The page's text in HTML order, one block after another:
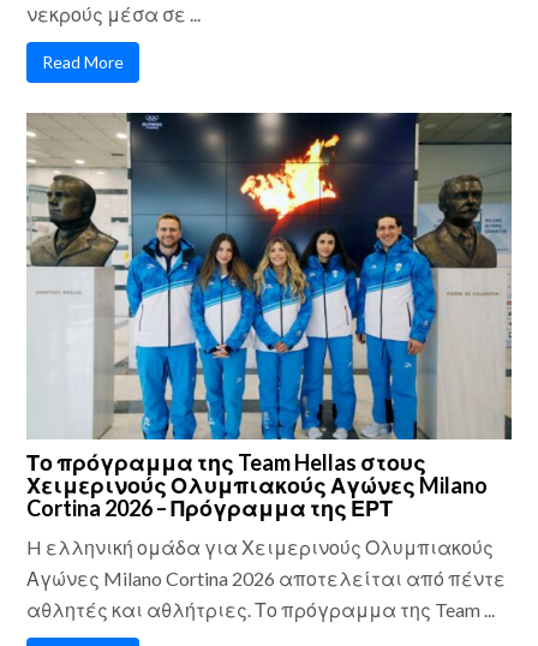
νεκρούς μέσα σε ...
Read More
Το πρόγραμμα της Team Hellas στους
Χειμερινούς Ολυμπιακούς Αγώνες Milano
Cortina 2026 – Πρόγραμμα της ΕΡΤ
H ελληνική ομάδα για Χειμερινούς Ολυμπιακούς
Αγώνες Milano Cortina 2026 αποτελείται από πέντε
αθλητές και αθλήτριες. Το πρόγραμμα της Team ...